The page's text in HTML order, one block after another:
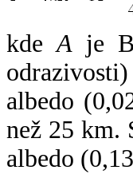
kdeA je
albedo
než 25 km.
albedo